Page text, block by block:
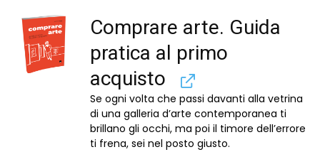
originale
era:
€ 40,50.
è:
€ 32,40.
Comprare arte. Guida
pratica al primo
acquisto
Se ogni volta che passi davanti alla vetrina
di una galleria d’arte contemporanea ti
brillano gli occhi, ma poi il timore dell’errore
ti frena, sei nel posto giusto.